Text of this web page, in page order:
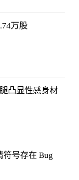
万股
凸显性感身材
符号存在 Bug